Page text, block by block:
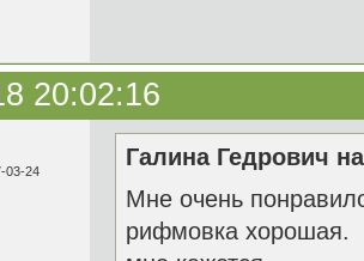
20:02:16
03-24
Галина Гедрович
Мне очень
рифмовка хорошая.